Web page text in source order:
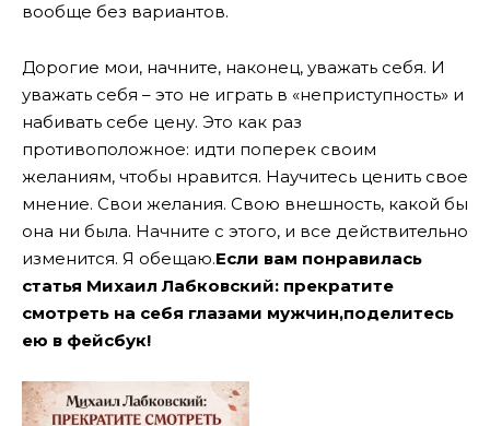
вообще без вариантов.
Дорогие мои, начните, наконец, уважать себя. И
уважать себя – это не играть в «неприступность» и
набивать себе цену. Это как раз
противоположное: идти поперек своим
желаниям, чтобы нравится. Научитесь ценить свое
мнение. Свои желания. Свою внешность, какой бы
она ни была. Начните с этого, и все действительно
изменится. Я обещаю.Если вам понравилась
статья Михаил Лабковский: прекратите
смотреть на себя глазами мужчин,поделитесь
ею в фейсбук!